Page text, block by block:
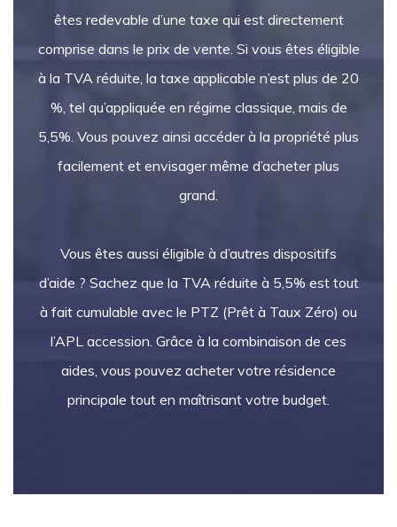
êtes redevable d’une taxe qui est directement
comprise dans le prix de vente. Si vous êtes éligible
à la TVA réduite, la taxe applicable n’est plus de 20
%, tel qu’appliquée en régime classique, mais de
5,5%. Vous pouvez ainsi accéder à la propriété plus
facilement et envisager même d’acheter plus
grand.
Vous êtes aussi éligible à d’autres dispositifs
d’aide ? Sachez que la TVA réduite à 5,5% est tout
à fait cumulable avec le PTZ (Prêt à Taux Zéro) ou
l’APL accession. Grâce à la combinaison de ces
aides, vous pouvez acheter votre résidence
principale tout en maîtrisant votre budget.